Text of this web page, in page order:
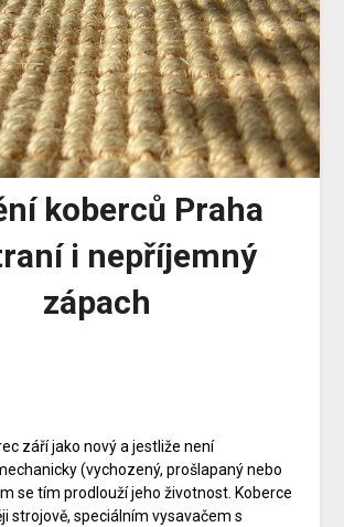
koberců Praha
i nepříjemný
zápach
září jako nový a jestliže není
(vychozený, prošlapaný nebo
se tím prodlouží jeho životnost. Koberce
strojově, speciálním vysavačem s